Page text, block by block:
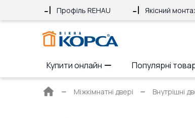
Профіль REHAU Якісний
Купити онлайн Популярні
Головна
Міжкімнатні двері Внутрішні